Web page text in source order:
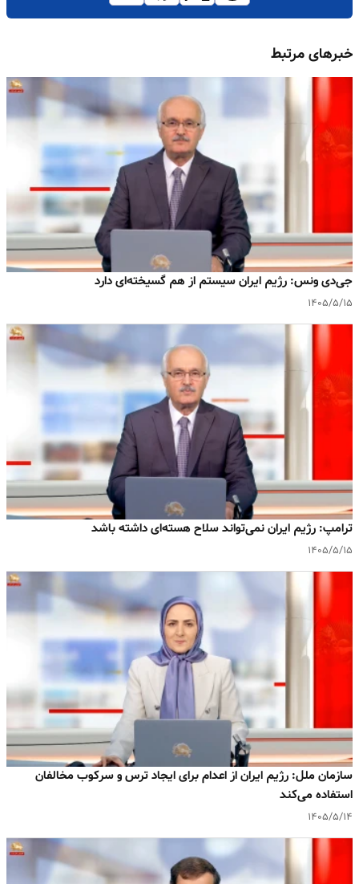
خبرهای مرتبط
جی‌دی ونس: رژیم ایران سیستم از هم گسیخته‌ای دارد
۱۴۰۵/۵/۱۵
ترامپ: رژیم ایران نمی‌تواند سلاح هسته‌ای داشته باشد
۱۴۰۵/۵/۱۵
سازمان ملل: رژیم ایران از اعدام برای ایجاد ترس و سرکوب مخالفان
استفاده می‌کند
۱۴۰۵/۵/۱۴